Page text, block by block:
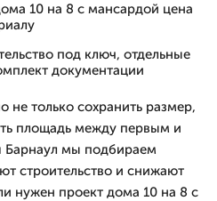
10 на 8 с мансардой цена
под ключ, отдельные
документации
не только сохранить размер,
площадь между первым и
мы подбираем
строительство и снижают
нужен проект дома 10 на 8 с